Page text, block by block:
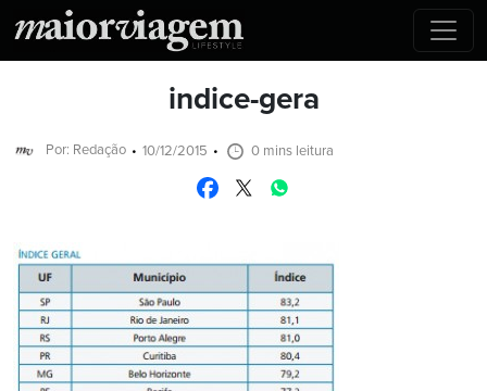
indice-gera
Por: Redação 10/12/2015 0 mins leitura